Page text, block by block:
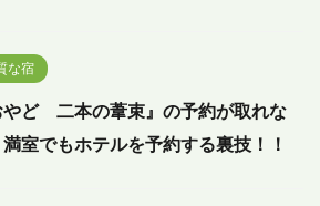
な宿
やど 二本の葦束』の予約が取れな
室でもホテルを予約する裏技！！